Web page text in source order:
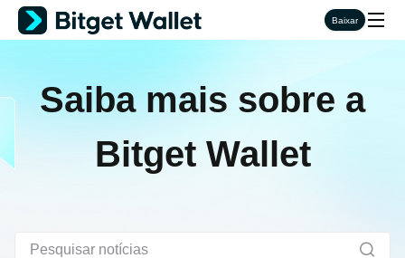
Baixar
Saiba mais sobre a
Bitget Wallet